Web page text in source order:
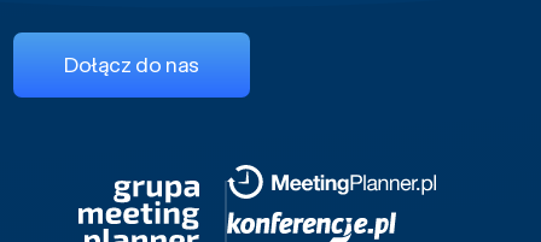
Dołącz do nas